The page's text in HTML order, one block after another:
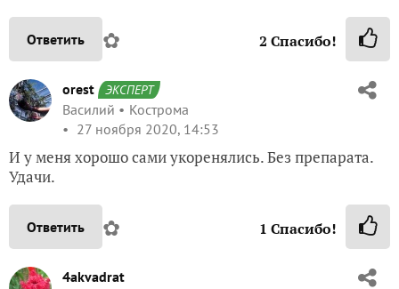
Ответить ✿ 2 Спасибо!
orest ЭКСПЕРТ
Василий
Кострома
27 ноября 2020, 14:53
И у меня хорошо сами укоренялись. Без препарата.
Удачи.
Ответить ✿ 1 Спасибо!
4akvadrat